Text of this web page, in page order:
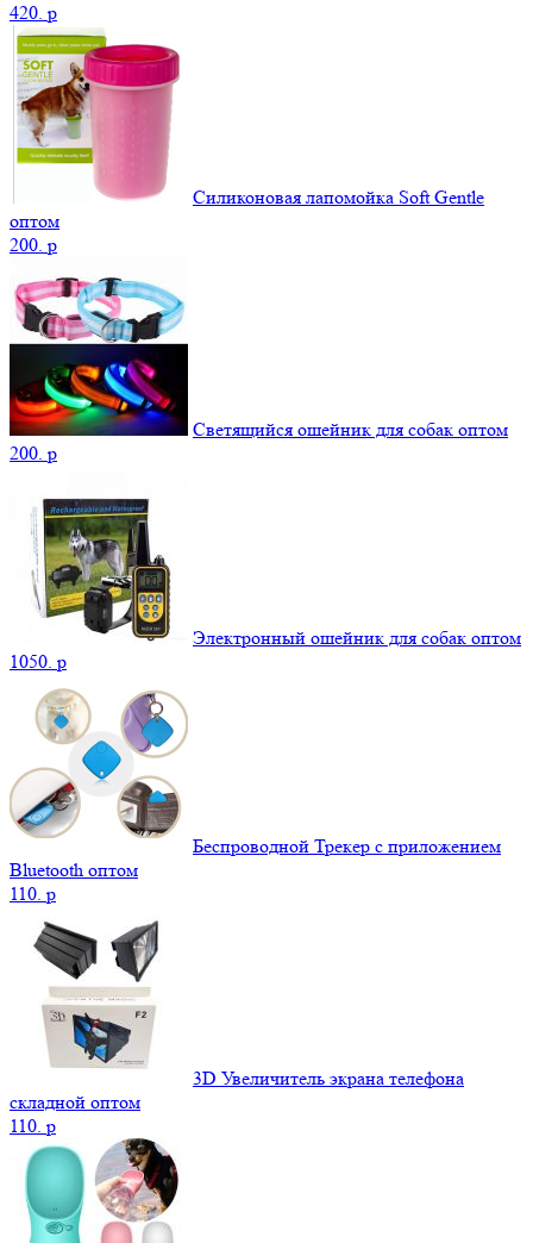
420. p
Силиконовая лапомойка Soft Gentle
оптом
200. p
Светящийся ошейник для собак оптом
200. p
Электронный ошейник для собак оптом
1050. p
Беспроводной Трекер с приложением
Bluetooth оптом
110. p
3D Увеличитель экрана телефона
складной оптом
110. p